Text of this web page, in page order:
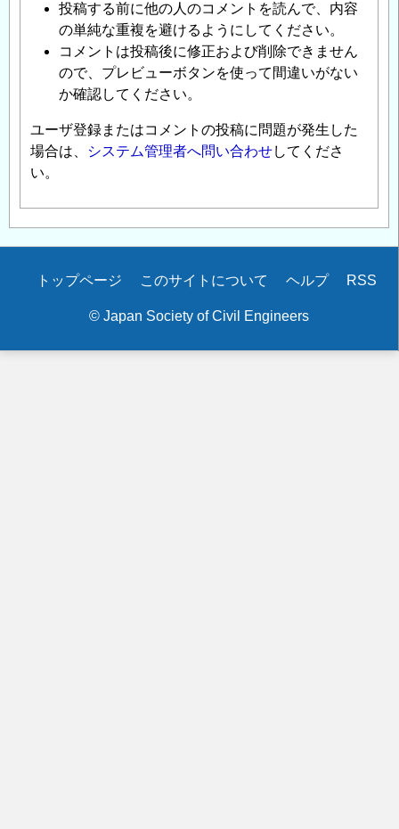
投稿する前に他の人のコメントを読んで、内容
の単純な重複を避けるようにしてください。
コメントは投稿後に修正および削除できません
ので、プレビューボタンを使って間違いがない
か確認してください。
ユーザ登録またはコメントの投稿に問題が発生した
場合は、
システム管理者へ問い合わせしてくださ
い。
Secondary
トップページ このサイトについて ヘルプ RSS
© Japan Society of Civil Engineers